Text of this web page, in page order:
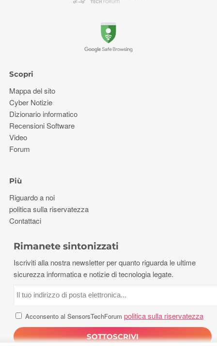
Scopri
Mappa del sito
Cyber ​​Notizie
Dizionario informatico
Recensioni Software
Video
Forum
Più
Riguardo a noi
politica sulla riservatezza
Contattaci
Rimanete sintonizzati
Iscriviti alla nostra newsletter per quanto riguarda le ultime
sicurezza informatica e notizie di tecnologia legate.
Acconsento al SensorsTechForum politica sulla riservatezza